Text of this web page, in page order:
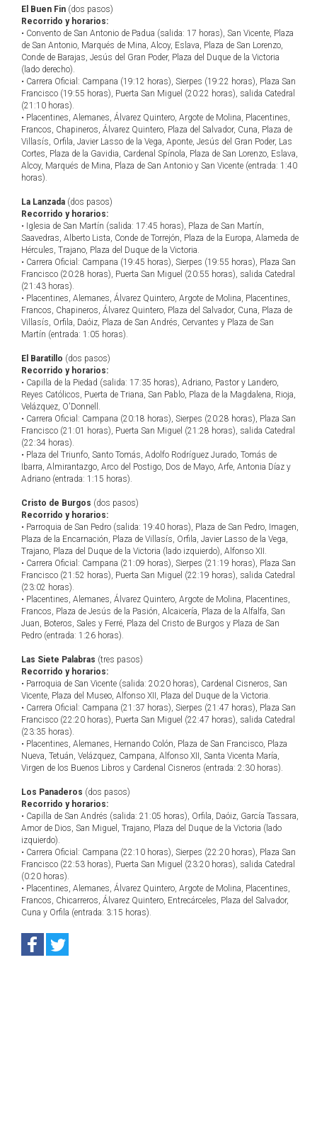
El Buen Fin (dos pasos)
Recorrido y horarios:
• Convento de San Antonio de Padua (salida: 17 horas), San Vicente, Plaza
de San Antonio, Marqués de Mina, Alcoy, Eslava, Plaza de San Lorenzo,
Conde de Barajas, Jesús del Gran Poder, Plaza del Duque de la Victoria
(lado derecho).
• Carrera Oficial: Campana (19:12 horas), Sierpes (19:22 horas), Plaza San
Francisco (19:55 horas), Puerta San Miguel (20:22 horas), salida Catedral
(21:10 horas).
• Placentines, Alemanes, Álvarez Quintero, Argote de Molina, Placentines,
Francos, Chapineros, Álvarez Quintero, Plaza del Salvador, Cuna, Plaza de
Villasís, Orfila, Javier Lasso de la Vega, Aponte, Jesús del Gran Poder, Las
Cortes, Plaza de la Gavidia, Cardenal Spínola, Plaza de San Lorenzo, Eslava,
Alcoy, Marqués de Mina, Plaza de San Antonio y San Vicente (entrada: 1:40
horas).
La Lanzada (dos pasos)
Recorrido y horarios:
• Iglesia de San Martín (salida: 17:45 horas), Plaza de San Martín,
Saavedras, Alberto Lista, Conde de Torrejón, Plaza de la Europa, Alameda de
Hércules, Trajano, Plaza del Duque de la Victoria.
• Carrera Oficial: Campana (19:45 horas), Sierpes (19:55 horas), Plaza San
Francisco (20:28 horas), Puerta San Miguel (20:55 horas), salida Catedral
(21:43 horas).
• Placentines, Alemanes, Álvarez Quintero, Argote de Molina, Placentines,
Francos, Chapineros, Álvarez Quintero, Plaza del Salvador, Cuna, Plaza de
Villasís, Orfila, Daóiz, Plaza de San Andrés, Cervantes y Plaza de San
Martín (entrada: 1:05 horas).
El Baratillo (dos pasos)
Recorrido y horarios:
• Capilla de la Piedad (salida: 17:35 horas), Adriano, Pastor y Landero,
Reyes Católicos, Puerta de Triana, San Pablo, Plaza de la Magdalena, Rioja,
Velázquez, O'Donnell.
• Carrera Oficial: Campana (20:18 horas), Sierpes (20:28 horas), Plaza San
Francisco (21:01 horas), Puerta San Miguel (21:28 horas), salida Catedral
(22:34 horas).
• Plaza del Triunfo, Santo Tomás, Adolfo Rodríguez Jurado, Tomás de
Ibarra, Almirantazgo, Arco del Postigo, Dos de Mayo, Arfe, Antonia Díaz y
Adriano (entrada: 1:15 horas).
Cristo de Burgos (dos pasos)
Recorrido y horarios:
• Parroquia de San Pedro (salida: 19:40 horas), Plaza de San Pedro, Imagen,
Plaza de la Encarnación, Plaza de Villasís, Orfila, Javier Lasso de la Vega,
Trajano, Plaza del Duque de la Victoria (lado izquierdo), Alfonso XII.
• Carrera Oficial: Campana (21:09 horas), Sierpes (21:19 horas), Plaza San
Francisco (21:52 horas), Puerta San Miguel (22:19 horas), salida Catedral
(23:02 horas).
• Placentines, Alemanes, Álvarez Quintero, Argote de Molina, Placentines,
Francos, Plaza de Jesús de la Pasión, Alcaicería, Plaza de la Alfalfa, San
Juan, Boteros, Sales y Ferré, Plaza del Cristo de Burgos y Plaza de San
Pedro (entrada: 1:26 horas).
Las Siete Palabras (tres pasos)
Recorrido y horarios:
• Parroquia de San Vicente (salida: 20:20 horas), Cardenal Cisneros, San
Vicente, Plaza del Museo, Alfonso XII, Plaza del Duque de la Victoria.
• Carrera Oficial: Campana (21:37 horas), Sierpes (21:47 horas), Plaza San
Francisco (22:20 horas), Puerta San Miguel (22:47 horas), salida Catedral
(23:35 horas).
• Placentines, Alemanes, Hernando Colón, Plaza de San Francisco, Plaza
Nueva, Tetuán, Velázquez, Campana, Alfonso XII, Santa Vicenta María,
Virgen de los Buenos Libros y Cardenal Cisneros (entrada: 2:30 horas).
Los Panaderos (dos pasos)
Recorrido y horarios:
• Capilla de San Andrés (salida: 21:05 horas), Orfila, Daóiz, García Tassara,
Amor de Dios, San Miguel, Trajano, Plaza del Duque de la Victoria (lado
izquierdo).
• Carrera Oficial: Campana (22:10 horas), Sierpes (22:20 horas), Plaza San
Francisco (22:53 horas), Puerta San Miguel (23:20 horas), salida Catedral
(0:20 horas).
• Placentines, Alemanes, Álvarez Quintero, Argote de Molina, Placentines,
Francos, Chicarreros, Álvarez Quintero, Entrecárceles, Plaza del Salvador,
Cuna y Orfila (entrada: 3:15 horas).